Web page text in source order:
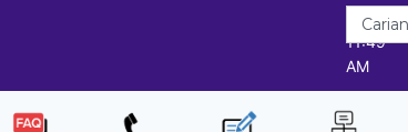
8/8/2026
11:49
AM